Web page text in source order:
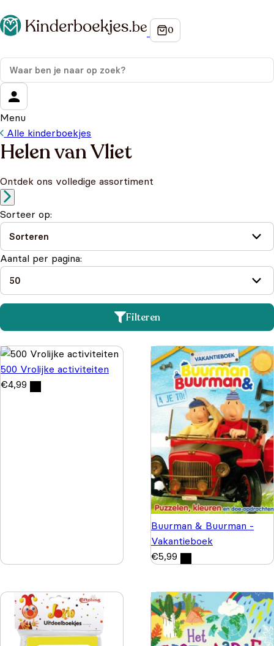
Menu
Alle kinderboekjes
Helen van Vliet
Ontdek ons volledige assortiment
Sorteer op:
Aantal per pagina:
Filteren
500 Vrolijke activiteiten
€4,99
Buurman & Buurman -
Vakantieboek
€5,99